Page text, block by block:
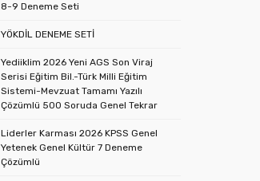
8-9 Deneme Seti
YÖKDİL DENEME SETİ
Yediiklim 2026 Yeni AGS Son Viraj
Serisi Eğitim Bil.-Türk Milli Eğitim
Sistemi-Mevzuat Tamamı Yazılı
Çözümlü 500 Soruda Genel Tekrar
Liderler Karması 2026 KPSS Genel
Yetenek Genel Kültür 7 Deneme
Çözümlü